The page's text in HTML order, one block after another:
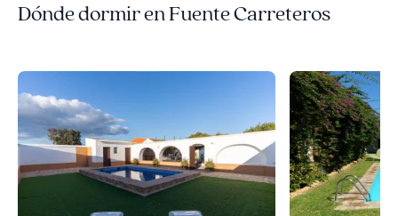
Dónde dormir en Fuente Carreteros